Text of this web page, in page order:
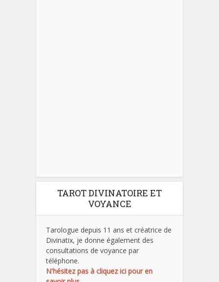
TAROT DIVINATOIRE ET
VOYANCE
Tarologue depuis 11 ans et créatrice de
Divinatix, je donne également des
consultations de voyance par
téléphone.
N'hésitez pas à cliquez ici pour en